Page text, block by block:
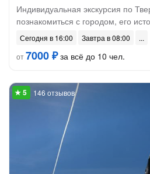
Индивидуальная экскурсия по
познакомиться с городом, его
Сегодня в 16:00
Завтра в 08:00
от7000 ₽за всё до 10 чел.
146 отзывов